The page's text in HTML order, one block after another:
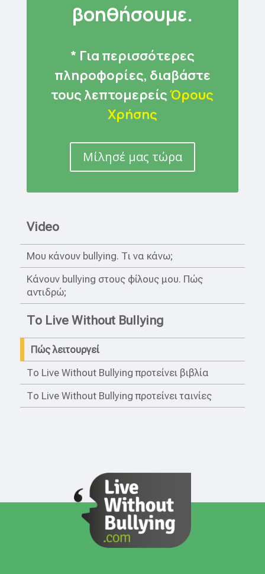
βοηθήσουμε.
* Για περισσότερες
πληροφορίες, διαβάστε
τους λεπτομερείςΌρους
Χρήσης
Μίλησέ μας τώρα
Video
Μου κάνουν bullying. Τι να κάνω;
Κάνουν bullying στους φίλους μου. Πώς
αντιδρώ;
Το Live Without Bullying
Πώς λειτουργεί
Το Live Without Bullying προτείνει βιβλία
Το Live Without Bullying προτείνει ταινίες